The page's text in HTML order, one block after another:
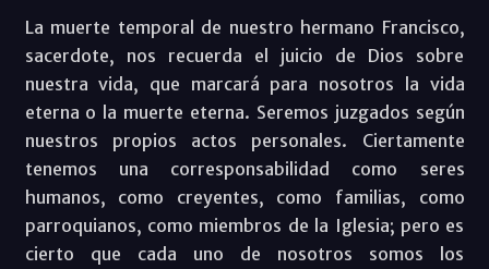
La muerte temporal de nuestro hermano Francisco,
sacerdote, nos recuerda el juicio de Dios sobre
nuestra vida, que marcará para nosotros la vida
eterna o la muerte eterna. Seremos juzgados según
nuestros propios actos personales. Ciertamente
tenemos una corresponsabilidad como seres
humanos, como creyentes, como familias, como
parroquianos, como miembros de la Iglesia; pero es
cierto que cada uno de nosotros somos los